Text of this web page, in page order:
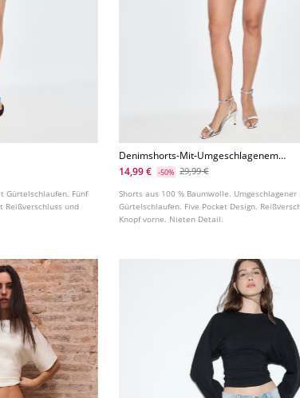
Gürtelschlaufen. Fünf
Reißverschluss und
Denimshorts-Mit-Umgeschlagenem-
Bund
14,99 € -50% 29,99 €
Shorts aus 100 % Baumwolle.
Gürtelschlaufen. Five Pocket Design.
Knopf vorne. Nieten Detail.